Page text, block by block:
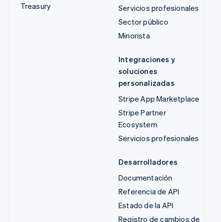
Treasury
Servicios profesionales
Sector público
Minorista
Integraciones y
soluciones
personalizadas
Stripe App Marketplace
Stripe Partner
Ecosystem
Servicios profesionales
Desarrolladores
Documentación
Referencia de API
Estado de la API
Registro de cambios de